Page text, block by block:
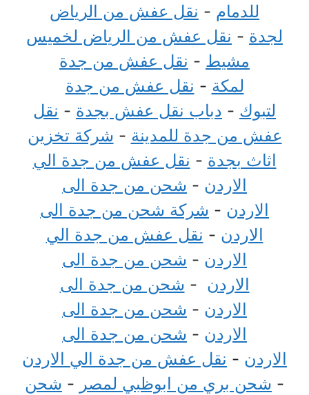
للدمام - نقل عفش من الرياض
لجدة - نقل عفش من الرياض لخميس
مشيط - نقل عفش من جدة
لمكة - نقل عفش من جدة
لتبوك - دباب نقل عفش بجدة - نقل
عفش من جدة للمدينة - شركة تخزين
اثاث بجدة - نقل عفش من جدة الي
الاردن - شحن من جدة الى
الاردن - شركة شحن من جدة الى
الاردن - نقل عفش من جدة الي
الاردن - شحن من جدة الى
الاردن - شحن من جدة الى
الاردن - شحن من جدة الى
الاردن - شحن من جدة الى
الاردن - نقل عفش من جدة الي الاردن
- شحن بري من ابوظبي لمصر - شحن